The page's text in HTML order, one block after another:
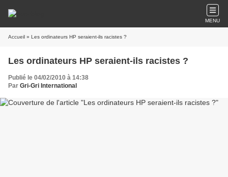
MENU
Accueil » Les ordinateurs HP seraient-ils racistes ?
Les ordinateurs HP seraient-ils racistes ?
Publié le 04/02/2010 à 14:38
Par Gri-Gri International